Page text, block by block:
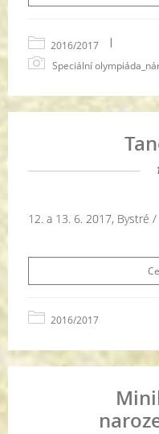
2016/2017
|
Speciální
12. a 13. 6. 2017, Bystré
2016/2017